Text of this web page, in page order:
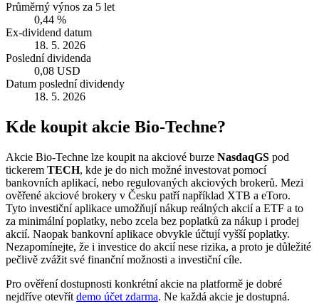
Průměrný výnos za 5 let
0,44 %
Ex-dividend datum
18. 5. 2026
Poslední dividenda
0,08 USD
Datum poslední dividendy
18. 5. 2026
Kde koupit akcie Bio-Techne?
Akcie Bio-Techne lze koupit na akciové burze NasdaqGS pod
tickerem TECH, kde je do nich možné investovat pomocí
bankovních aplikací, nebo regulovaných akciových brokerů. Mezi
ověřené akciové brokery v Česku patří například XTB a eToro.
Tyto investiční aplikace umožňují nákup reálných akcií a ETF a to
za minimální poplatky, nebo zcela bez poplatků za nákup i prodej
akcií. Naopak bankovní aplikace obvykle účtují vyšší poplatky.
Nezapomínejte, že i investice do akcií nese rizika, a proto je důležité
pečlivě zvážit své finanční možnosti a investiční cíle.
Pro ověření dostupnosti konkrétní akcie na platformě je dobré
nejdříve otevřít demo účet zdarma. Ne každá akcie je dostupná.